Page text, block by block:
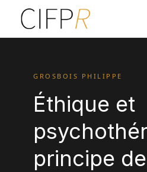
GROSBOIS PHILIPPE
Éthique et
principe